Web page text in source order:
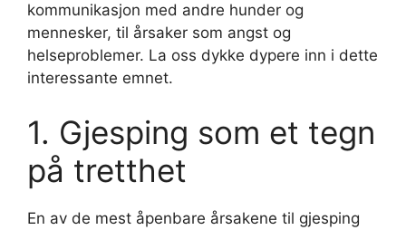
kommunikasjon med andre hunder og
mennesker, til årsaker som angst og
helseproblemer. La oss dykke dypere inn i dette
interessante emnet.
1. Gjesping som et tegn
på tretthet
En av de mest åpenbare årsakene til gjesping